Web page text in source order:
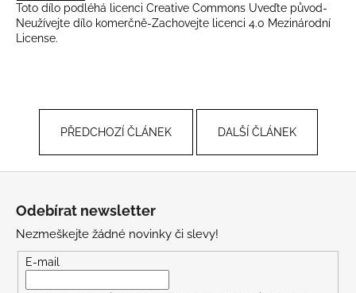
Toto dílo podléhá licenci Creative Commons Uveďte původ-
Neužívejte dílo komerčně-Zachovejte licenci 4.0 Mezinárodní
License.
PŘEDCHOZÍ ČLÁNEK DALŠÍ ČLÁNEK
Odebírat newsletter
Nezmeškejte žádné novinky či slevy!
E-mail